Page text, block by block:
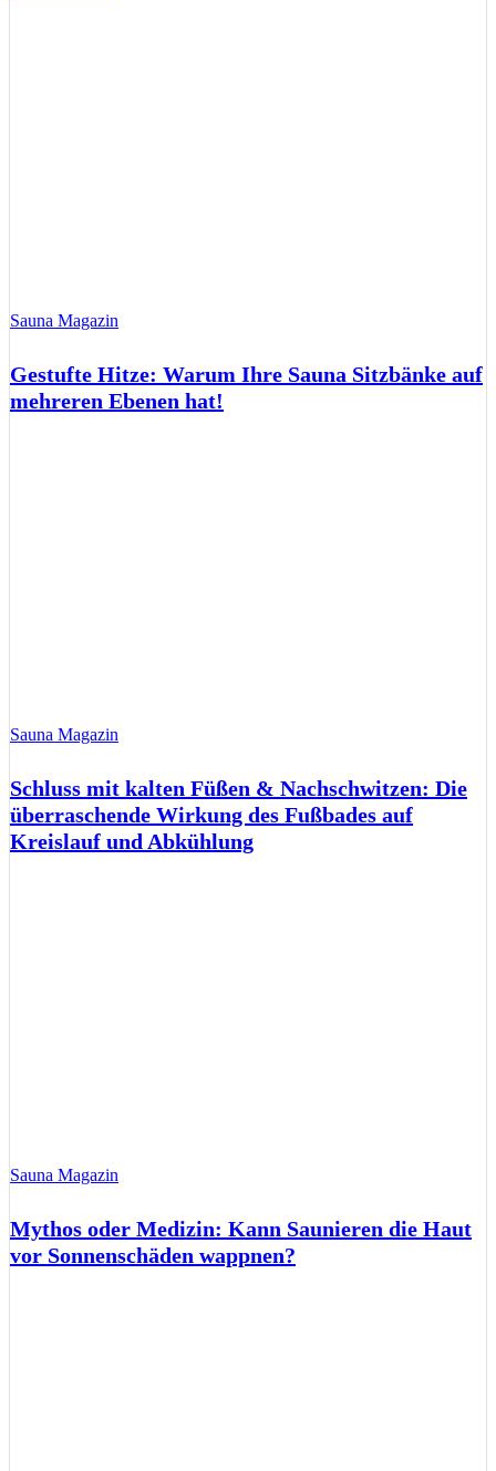
Sauna Magazin
Gestufte Hitze: Warum Ihre Sauna Sitzbänke auf
mehreren Ebenen hat!
Sauna Magazin
Schluss mit kalten Füßen & Nachschwitzen: Die
überraschende Wirkung des Fußbades auf
Kreislauf und Abkühlung
Sauna Magazin
Mythos oder Medizin: Kann Saunieren die Haut
vor Sonnenschäden wappnen?